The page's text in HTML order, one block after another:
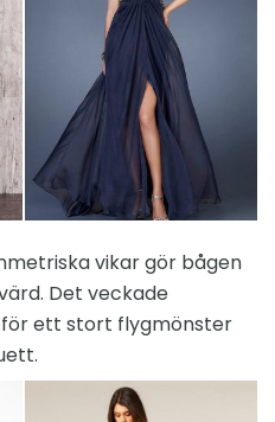
vikar gör bågen
Det veckade
ett stort flygmönster